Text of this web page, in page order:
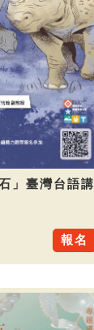
」臺灣台語講
報名